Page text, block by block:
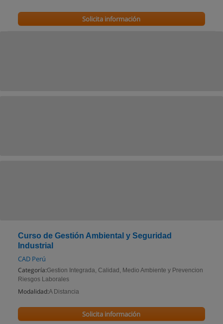
Solicita información
Curso de Gestión Ambiental y Seguridad
Industrial
CAD Perú
Categoría:Gestion Integrada, Calidad, Medio Ambiente y Prevencion
Riesgos Laborales
Modalidad:A Distancia
Solicita información